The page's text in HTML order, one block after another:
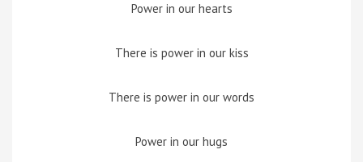
Power in our hearts
There is power in our kiss
There is power in our words
Power in our hugs